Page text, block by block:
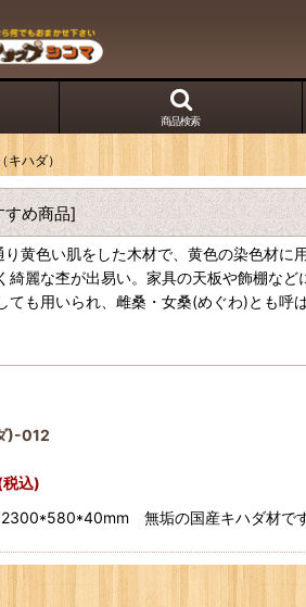
商品検索
キハダ）
すめ商品]
黄色い肌をした木材で、黄色の染色材に用
麗な杢が出易い。家具の天板や飾棚など
も用いられ、雌桑・女桑(めぐわ)とも呼ば
)-012
税込)
無垢の国産キハダ材で